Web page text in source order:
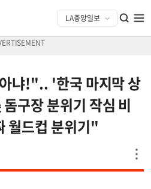
냐!".. '한국 마지막 상
구장 분위기 작심 비
월드컵 분위기"